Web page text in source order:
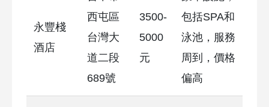
永豐棧
酒店
西屯區
台灣大
道二段
689號
3500-
5000
元
包括SPA和
泳池，服務
周到，價格
偏高